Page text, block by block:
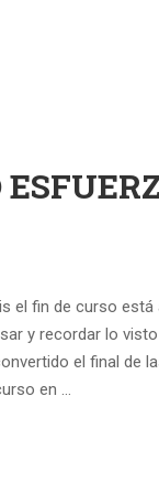
el fin de curso está
y recordar lo
el final de
en …